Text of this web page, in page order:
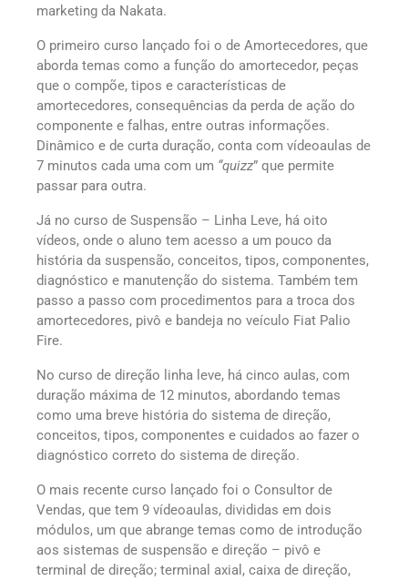
marketing da Nakata.
O primeiro curso lançado foi o de Amortecedores, que
aborda temas como a função do amortecedor, peças
que o compõe, tipos e características de
amortecedores, consequências da perda de ação do
componente e falhas, entre outras informações.
Dinâmico e de curta duração, conta com vídeoaulas de
7 minutos cada uma com um “quizz” que permite
passar para outra.
Já no curso de Suspensão – Linha Leve, há oito
vídeos, onde o aluno tem acesso a um pouco da
história da suspensão, conceitos, tipos, componentes,
diagnóstico e manutenção do sistema. Também tem
passo a passo com procedimentos para a troca dos
amortecedores, pivô e bandeja no veículo Fiat Palio
Fire.
No curso de direção linha leve, há cinco aulas, com
duração máxima de 12 minutos, abordando temas
como uma breve história do sistema de direção,
conceitos, tipos, componentes e cuidados ao fazer o
diagnóstico correto do sistema de direção.
O mais recente curso lançado foi o Consultor de
Vendas, que tem 9 vídeoaulas, divididas em dois
módulos, um que abrange temas como de introdução
aos sistemas de suspensão e direção – pivô e
terminal de direção; terminal axial, caixa de direção,